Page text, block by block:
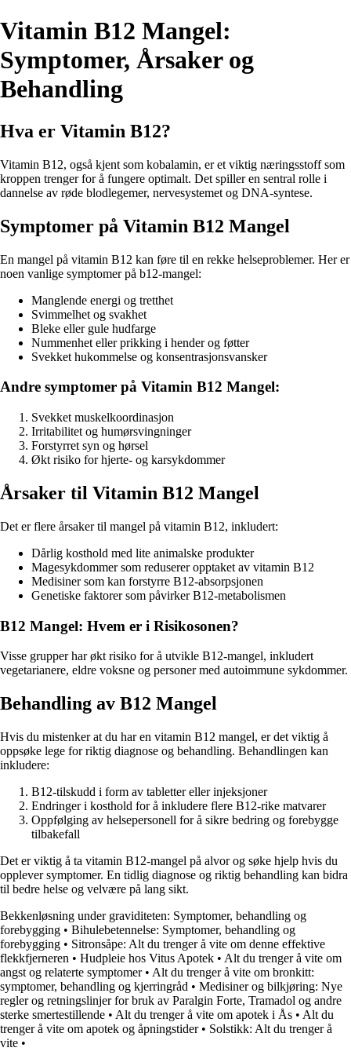
Vitamin B12 Mangel:
Symptomer, Årsaker og
Behandling
Hva er Vitamin B12?
Vitamin B12, også kjent som kobalamin, er et viktig næringsstoff som
kroppen trenger for å fungere optimalt. Det spiller en sentral rolle i
dannelse av røde blodlegemer, nervesystemet og DNA-syntese.
Symptomer på Vitamin B12 Mangel
En mangel på vitamin B12 kan føre til en rekke helseproblemer. Her er
noen vanlige symptomer på b12-mangel:
Manglende energi og tretthet
Svimmelhet og svakhet
Bleke eller gule hudfarge
Nummenhet eller prikking i hender og føtter
Svekket hukommelse og konsentrasjonsvansker
Andre symptomer på Vitamin B12 Mangel:
Svekket muskelkoordinasjon
Irritabilitet og humørsvingninger
Forstyrret syn og hørsel
Økt risiko for hjerte- og karsykdommer
Årsaker til Vitamin B12 Mangel
Det er flere årsaker til mangel på vitamin B12, inkludert:
Dårlig kosthold med lite animalske produkter
Magesykdommer som reduserer opptaket av vitamin B12
Medisiner som kan forstyrre B12-absorpsjonen
Genetiske faktorer som påvirker B12-metabolismen
B12 Mangel: Hvem er i Risikosonen?
Visse grupper har økt risiko for å utvikle B12-mangel, inkludert
vegetarianere, eldre voksne og personer med autoimmune sykdommer.
Behandling av B12 Mangel
Hvis du mistenker at du har en vitamin B12 mangel, er det viktig å
oppsøke lege for riktig diagnose og behandling. Behandlingen kan
inkludere:
B12-tilskudd i form av tabletter eller injeksjoner
Endringer i kosthold for å inkludere flere B12-rike matvarer
Oppfølging av helsepersonell for å sikre bedring og forebygge
tilbakefall
Det er viktig å ta vitamin B12-mangel på alvor og søke hjelp hvis du
opplever symptomer. En tidlig diagnose og riktig behandling kan bidra
til bedre helse og velvære på lang sikt.
Bekkenløsning under graviditeten: Symptomer, behandling og
forebygging • Bihulebetennelse: Symptomer, behandling og
forebygging • Sitronsåpe: Alt du trenger å vite om denne effektive
flekkfjerneren • Hudpleie hos Vitus Apotek • Alt du trenger å vite om
angst og relaterte symptomer• Alt du trenger å vite om bronkitt:
symptomer, behandling og kjerringråd • Medisiner og bilkjøring: Nye
regler og retningslinjer for bruk av Paralgin Forte, Tramadol og andre
sterke smertestillende • Alt du trenger å vite om apotek i Ås • Alt du
trenger å vite om apotek og åpningstider• Solstikk: Alt du trenger å
vite •